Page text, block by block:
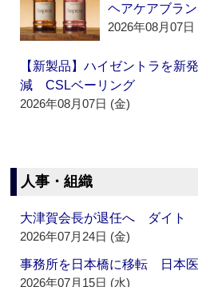
ヘアケアブラ
2026年08月07日
【新製品】ハイゼントラを新
減 CSLベーリング
2026年08月07日 (金)
人事・組織
大津賀会長が退任へ ダイト
2026年07月24日 (金)
事務所を日本橋に移転 日本
2026年07月15日 (水)